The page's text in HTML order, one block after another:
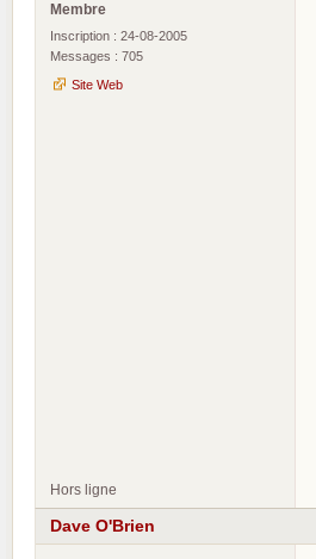
Membre
Inscription : 24-08-2005
Messages : 705
Site Web
Hors ligne
Dave O'Brien